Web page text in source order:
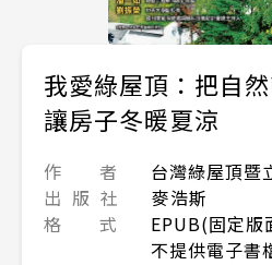
我愛綠屋頂：把自
讓房子冬暖夏涼
作 者
台灣綠屋頂暨
出 版 社
麥浩斯
格 式
EPUB(固定版
不提供電子書